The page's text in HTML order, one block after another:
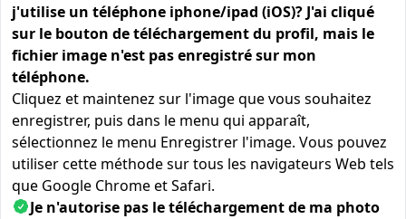
j'utilise un téléphone iphone/ipad (iOS)? J'ai cliqué
sur le bouton de téléchargement du profil, mais le
fichier image n'est pas enregistré sur mon
téléphone.
Cliquez et maintenez sur l'image que vous souhaitez
enregistrer, puis dans le menu qui apparaît,
sélectionnez le menu Enregistrer l'image. Vous pouvez
utiliser cette méthode sur tous les navigateurs Web tels
que Google Chrome et Safari.
Je n'autorise pas le téléchargement de ma photo